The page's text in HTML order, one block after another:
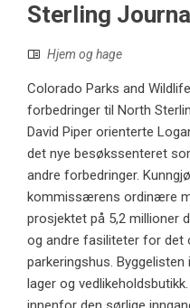
Sterling
Hjem og hage
Colorado Parks and
forbedringer til North
David Piper orienterte
det nye besøkssenteret
andre forbedringer.
kommissærens ordinære
prosjektet på 5,2 millioner
og andre fasiliteter for det
parkeringshus.
lager og